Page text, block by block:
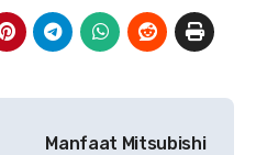
Manfaat Mitsubishi